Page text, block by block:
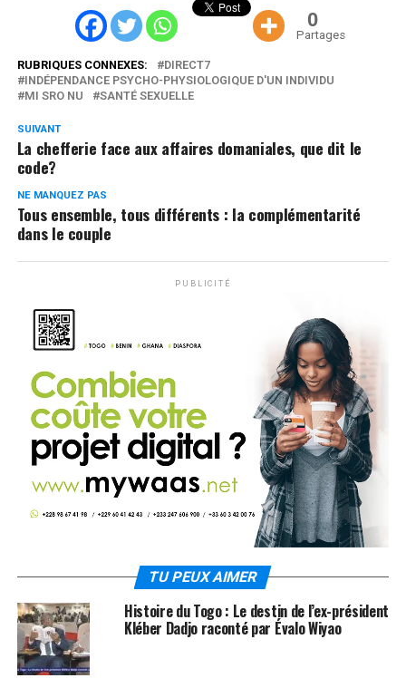
0
Partages
RUBRIQUES CONNEXES:
DIRECT7
INDÉPENDANCE PSYCHO-PHYSIOLOGIQUE D'UN INDIVIDU
MI SRO NU
SANTÉ SEXUELLE
SUIVANT
La chefferie face aux affaires domaniales, que dit le
code?
NE MANQUEZ PAS
Tous ensemble, tous différents : la complémentarité
dans le couple
PUBLICITÉ
TU PEUX AIMER
Histoire du Togo : Le destin de l’ex-président
Kléber Dadjo raconté par Évalo Wiyao